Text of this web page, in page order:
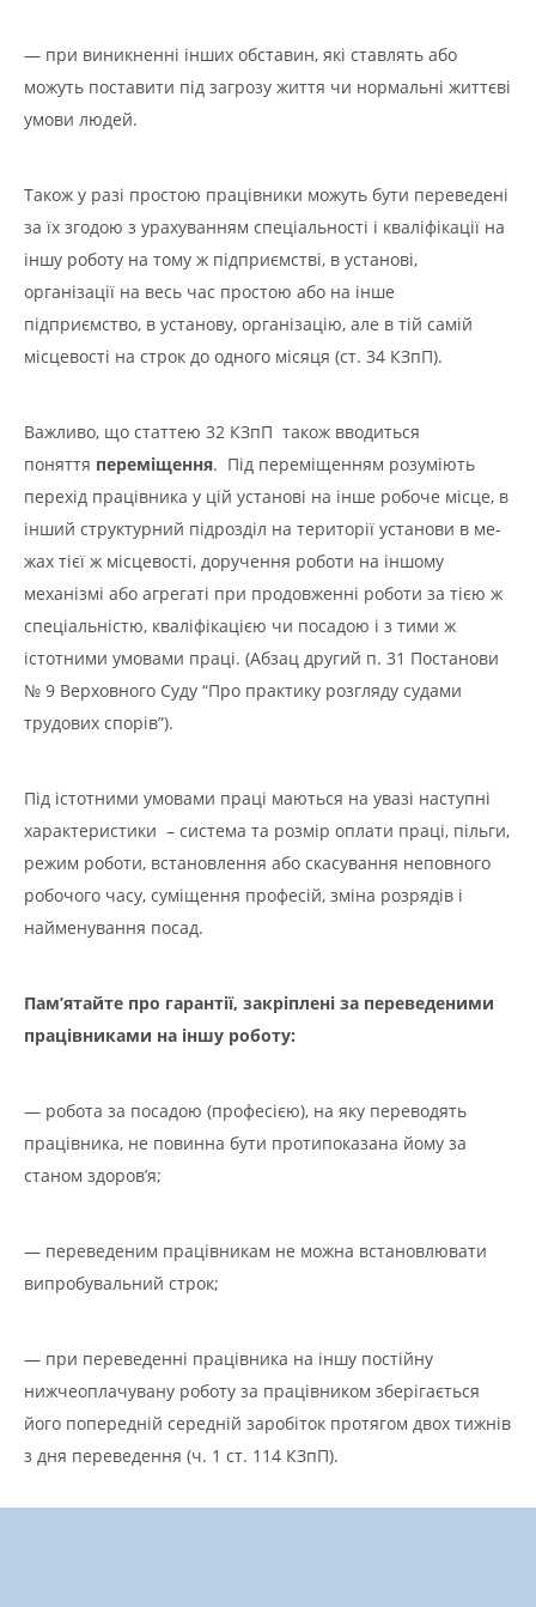
— при виникненні інших обставин, які ставлять або
можуть поставити під загрозу життя чи нормальні життєві
умови людей.
Також у разі простою працівники можуть бути переведені
за їх згодою з урахуванням спеціальності і кваліфікації на
іншу роботу на тому ж підприємстві, в установі,
організації на весь час простою або на інше
підприємство, в установу, організацію, але в тій самій
місцевості на строк до одного місяця (ст. 34 КЗпП).
Важливо, що статтею 32 КЗпП також вводиться
поняття переміщення. Під переміщенням розуміють
перехід працівника у цій установі на інше робоче місце, в
інший структурний підрозділ на території установи в ме­
жах тієї ж місцевості, доручення роботи на іншому
механізмі або агрегаті при продовженні роботи за тією ж
спеціальністю, кваліфікацією чи посадою і з тими ж
істотними умовами праці. (Абзац другий п. 31 Постанови
№ 9 Верховного Суду “Про практику розгляду судами
трудових спорів”).
Під істотними умовами праці маються на увазі наступні
характеристики – система та розмір оплати праці, пільги,
режим роботи, встановлення або скасування неповного
робочого часу, суміщення професій, зміна розрядів і
найменування посад.
Пам’ятайте про гарантії, закріплені за переведеними
працівниками на іншу роботу:
— робота за посадою (професією), на яку переводять
працівника, не повинна бути протипоказана йому за
станом здоров’я;
— переведеним працівникам не можна встановлювати
випробувальний строк;
— при переведенні працівника на іншу постійну
нижчеоплачувану роботу за працівником зберігається
його попередній середній заробіток протягом двох тижнів
з дня переведення (ч. 1 ст. 114 КЗпП).